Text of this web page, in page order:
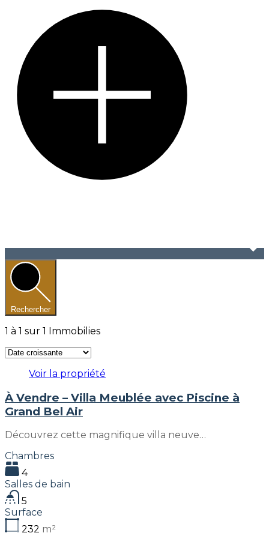
Rechercher
1 à 1 sur 1 Immobilies
Voir la propriété
À Vendre – Villa Meublée avec Piscine à
Grand Bel Air
Découvrez cette magnifique villa neuve…
Chambres
4
Salles de bain
5
Surface
232 m²